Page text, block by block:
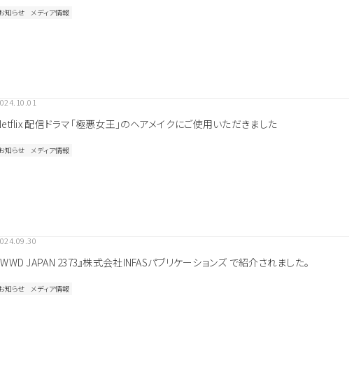
知らせ メディア情報
配信ドラマ「極悪女王」のヘアメイクにご使用いただきました
知らせ メディア情報
WWD JAPAN 2373』株式会社INFASパブリケーションズ で紹介されました。
知らせ メディア情報